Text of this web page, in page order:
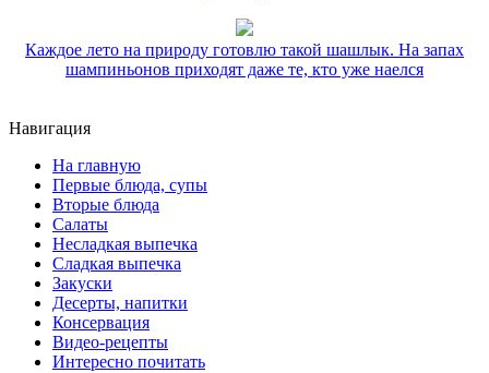
Каждое лето на природу готовлю такой шашлык. На запах
шампиньонов приходят даже те, кто уже наелся
Навигация
На главную
Первые блюда, супы
Вторые блюда
Салаты
Несладкая выпечка
Сладкая выпечка
Закуски
Десерты, напитки
Консервация
Видео-рецепты
Интересно почитать